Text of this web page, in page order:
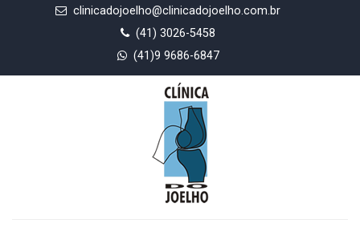
clinicadojoelho@clinicadojoelho.com.br
(41) 3026-5458
(41)9 9686-6847